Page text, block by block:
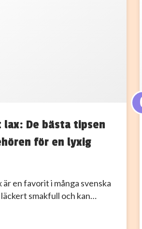
lax: De bästa tipsen
för en lyxig
en favorit i många svenska
smakfull och kan…